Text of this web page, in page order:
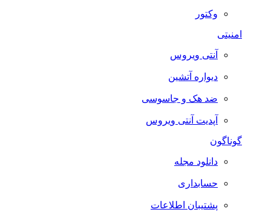
وکتور
امنیتی
آنتی ویروس
دیواره آتشین
ضد هک و جاسوسی
آپدیت آنتی ویروس
گوناگون
دانلود مجله
حسابداری
پشتیبان اطلاعات